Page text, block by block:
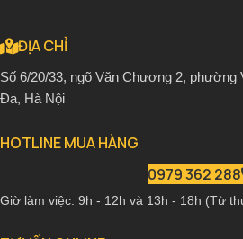
ĐỊA CHỈ
Số 6/20/33, ngõ Văn Chương 2,
Đa, Hà Nội
HOTLINE MUA HÀNG
0979 362 288
Giờ làm việc: 9h - 12h và 13h - 18h (Từ